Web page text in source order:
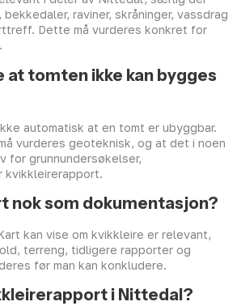
raviner, skråninger, vassdrag
Dette må vurderes konkret for
at tomten ikke kan bygges
automatisk at en tomt er ubyggbar.
vurderes geoteknisk, og at det i noen
for grunnundersøkelser,
kvikkleirerapport.
nok som dokumentasjon?
kan vise om kvikkleire er relevant,
terreng, tidligere rapporter og
før man kan konkludere.
i Nittedal?